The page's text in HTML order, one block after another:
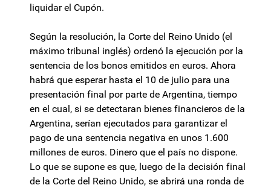
liquidar el Cupón.
Según la resolución, la Corte del Reino Unido (el
máximo tribunal inglés) ordenó la ejecución por la
sentencia de los bonos emitidos en euros. Ahora
habrá que esperar hasta el 10 de julio para una
presentación final por parte de Argentina, tiempo
en el cual, si se detectaran bienes financieros de la
Argentina, serían ejecutados para garantizar el
pago de una sentencia negativa en unos 1.600
millones de euros. Dinero que el país no dispone.
Lo que se supone es que, luego de la decisión final
de la Corte del Reino Unido, se abrirá una ronda de